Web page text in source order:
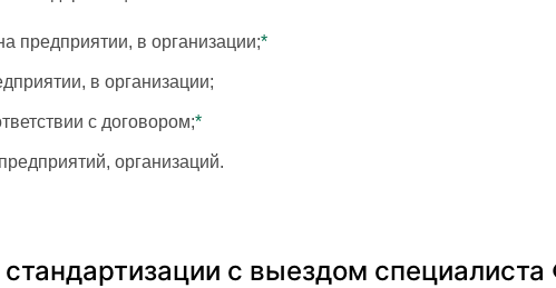
предприятии, в организации;*
в организации;
с договором;*
организаций.
с выездом